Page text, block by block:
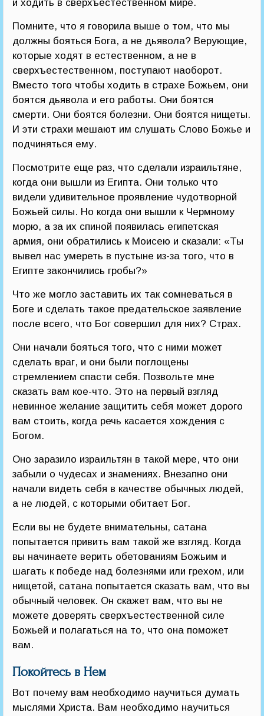
и ходить в сверхъестественном мире.
Помните, что я говорила выше о том, что мы
должны бояться Бога, а не дьявола? Верующие,
которые ходят в естественном, а не в
сверхъестественном, поступают наоборот.
Вместо того чтобы ходить в страхе Божьем, они
боятся дьявола и его работы. Они боятся
смерти. Они боятся болезни. Они боятся нищеты.
И эти страхи мешают им слушать Слово Божье и
подчиняться ему.
Посмотрите еще раз, что сделали израильтяне,
когда они вышли из Египта. Они только что
видели удивительное проявление чудотворной
Божьей силы. Но когда они вышли к Чермному
морю, а за их спиной появилась египетская
армия, они обратились к Моисею и сказали: «Ты
вывел нас умереть в пустыне из-за того, что в
Египте закончились гробы?»
Что же могло заставить их так сомневаться в
Боге и сделать такое предательское заявление
после всего, что Бог совершил для них? Страх.
Они начали бояться того, что с ними может
сделать враг, и они были поглощены
стремлением спасти себя. Позвольте мне
сказать вам кое-что. Это на первый взгляд
невинное желание защитить себя может дорого
вам стоить, когда речь касается хождения с
Богом.
Оно заразило израильтян в такой мере, что они
забыли о чудесах и знамениях. Внезапно они
начали видеть себя в качестве обычных людей,
а не людей, с которыми обитает Бог.
Если вы не будете внимательны, сатана
попытается привить вам такой же взгляд. Когда
вы начинаете верить обетованиям Божьим и
шагать к победе над болезнями или грехом, или
нищетой, сатана попытается сказать вам, что вы
обычный человек. Он скажет вам, что вы не
можете доверять сверхъестественной силе
Божьей и полагаться на то, что она поможет
вам.
Покойтесь в Нем
Вот почему вам необходимо научиться думать
мыслями Христа. Вам необходимо научиться